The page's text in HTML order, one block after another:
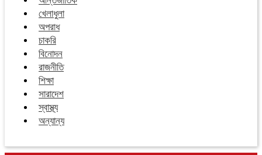
খেলাধুলা
অপরাধ
চাকরি
বিনোদন
রাজনীতি
শিক্ষা
সারাদেশ
স্বাস্থ্য
অন্যান্য